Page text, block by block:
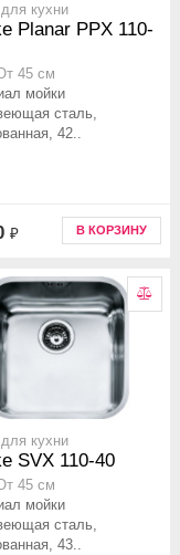
кухни
Planar PPX 110-
45 см
мойки
сталь,
42..
₽ В КОРЗИНУ
кухни
SVX 110-40
45 см
мойки
сталь,
43..